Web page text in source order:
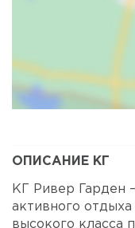
ОПИСАНИЕ КГ
КГ Ривер Гарден
активного
высокого класса